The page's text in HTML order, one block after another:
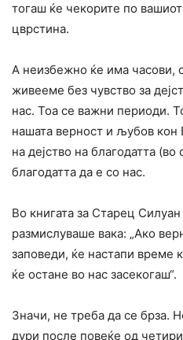
тогаш ќе чекорите по
цврстина.
А неизбежно ќе има часови,
живееме без чувство за
нас. Тоа се важни периоди.
нашата верност и љубов кон
на дејство на благодатта
благодатта да е со нас.
Во книгата за Старец
размислуваше вака: „Ако
заповеди, ќе настапи време
ќе остане во нас засекогаш“.
Значи, не треба да се брза.
дури после повеќе од